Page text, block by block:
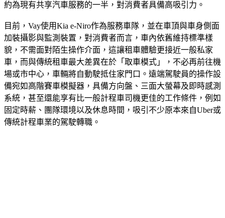
約為現有共享汽車服務的一半，對消費者具備高吸引力。
目前，Vay使用Kia e-Niro作為服務車隊，並在車頂與車身側面
加裝攝影與監測裝置，對消費者而言，車內依舊維持標準樣
貌，不需面對陌生操作介面，這讓租車體驗更接近一般私家
車，而與傳統租車最大差異在於「取車模式」，不必再前往機
場或市中心，車輛將自動駛抵住家門口。遠端駕駛員的操作設
備宛如高階賽車模擬器，具備方向盤、三面大螢幕及即時感測
系統，甚至還能享有比一般計程車司機更佳的工作條件，例如
固定時薪、團隊環境以及休息時間，吸引不少原本來自Uber或
傳統計程車業的駕駛轉職。